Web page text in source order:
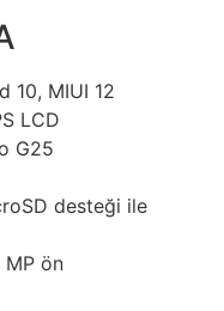
10, MIUI 12
LCD
G25
desteği ile
MP ön